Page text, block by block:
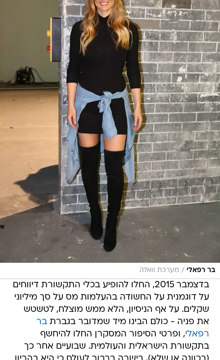
בר רפאלי / מערכת וואלה
בדצמבר 2015, החלו להופיע בכלי התקשורת דיווחים
על דוגמנית על החשודה בהעלמות מס על סך מיליוני
שקלים. על אף הניסיון, הלא ממש מוצלח, לטשטש
את פניה - כולם הבינו מיד שמדובר בגברתבר
רפאלי, ופרטי הסיפור המסקרן החלו להיחשף
בתקשורת הישראלית והעולמית. שבועיים אחר כך